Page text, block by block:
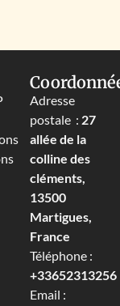
Adresse
postale : 27
allée de la
colline des
cléments,
13500
Martigues,
France
Téléphone :
+33652313256‬
Email :